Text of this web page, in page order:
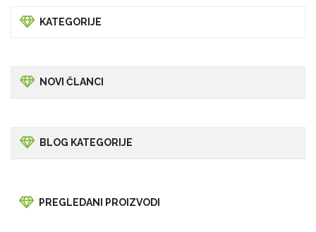
KATEGORIJE
NOVI ČLANCI
BLOG KATEGORIJE
PREGLEDANI PROIZVODI